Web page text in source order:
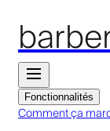
Fonctionnalités
Comment ça